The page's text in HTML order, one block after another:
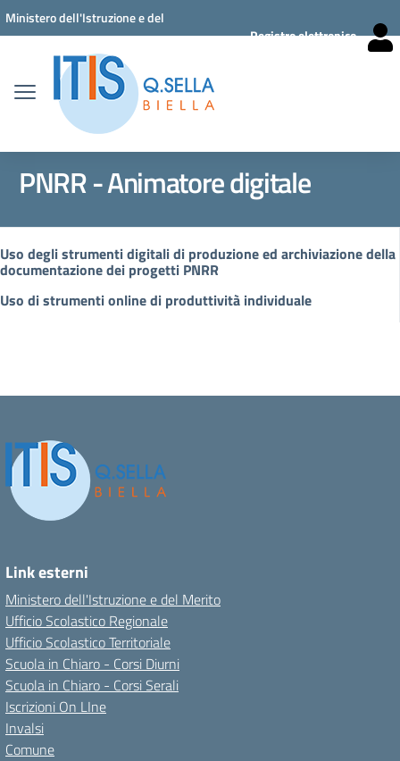
Vai ai contenuti
Vai al menu di navigazione
Vai al footer
Ministero dell'Istruzione e del
Registro elettronico
PNRR - Animatore digitale
Uso degli strumenti digitali di produzione ed archiviazione della
documentazione dei progetti PNRR
Uso di strumenti online di produttività individuale
Link esterni
Ministero dell'Istruzione e del Merito
Ufficio Scolastico Regionale
Ufficio Scolastico Territoriale
Scuola in Chiaro - Corsi Diurni
Scuola in Chiaro - Corsi Serali
Iscrizioni On LIne
Invalsi
Comune